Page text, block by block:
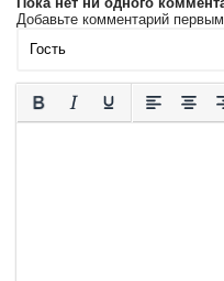
Добавьте комментарий